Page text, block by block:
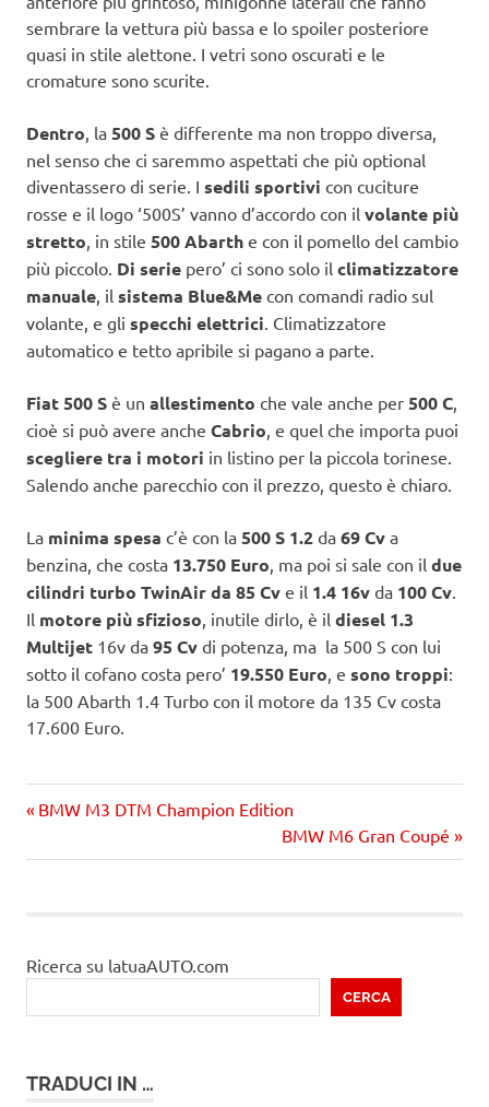
sembrare la vettura più bassa e lo spoiler posteriore
quasi in stile alettone. I vetri sono oscurati e le
cromature sono scurite.
Dentro, la 500 S è differente ma non troppo diversa,
nel senso che ci saremmo aspettati che più optional
diventassero di serie. I sedili sportivi con cuciture
rosse e il logo ‘500S’ vanno d’accordo con il volante più
stretto, in stile 500 Abarth e con il pomello del cambio
più piccolo. Di serie pero’ ci sono solo il climatizzatore
manuale, il sistema Blue&Me con comandi radio sul
volante, e gli specchi elettrici. Climatizzatore
automatico e tetto apribile si pagano a parte.
Fiat 500 S è un allestimento che vale anche per 500 C,
cioè si può avere anche Cabrio, e quel che importa puoi
scegliere tra i motori in listino per la piccola torinese.
Salendo anche parecchio con il prezzo, questo è chiaro.
La minima spesa c’è con la 500 S 1.2 da 69 Cv a
benzina, che costa 13.750 Euro, ma poi si sale con il due
cilindri turbo TwinAir da 85 Cv e il 1.4 16v da 100 Cv.
Il motore più sfizioso, inutile dirlo, è il diesel 1.3
Multijet 16v da 95 Cv di potenza, ma la 500 S con lui
sotto il cofano costa pero’ 19.550 Euro, e sono troppi:
la 500 Abarth 1.4 Turbo con il motore da 135 Cv costa
17.600 Euro.
Navigazione
articoli
Precedente
BMW M3 DTM Champion Edition
Prossimo
articolo
BMW M6 Gran Coupé
Ricerca su latuaAUTO.com
CERCA
TRADUCI IN …